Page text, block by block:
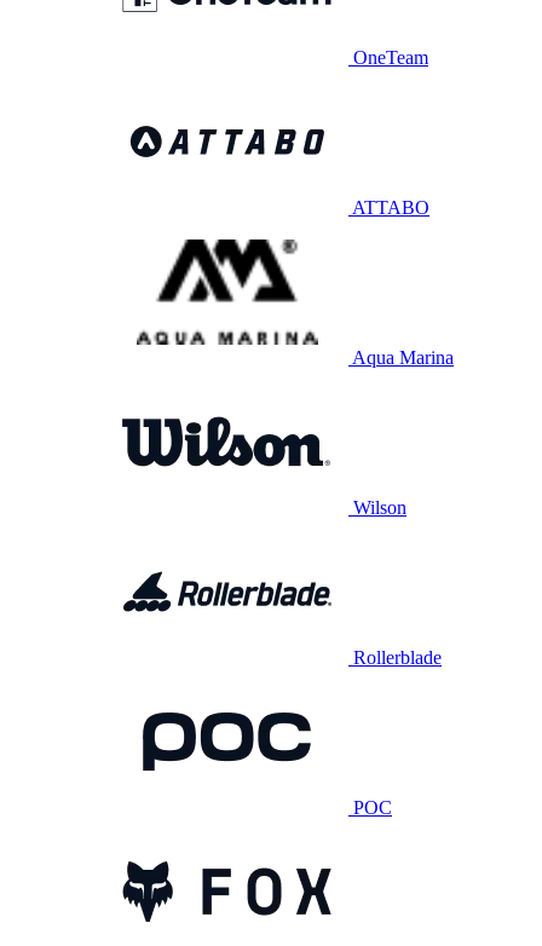
OneTeam
ATTABO
Aqua Marina
Wilson
Rollerblade
POC